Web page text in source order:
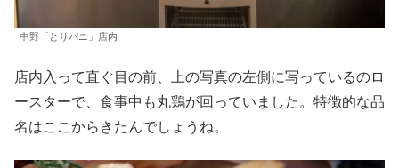
中野「とりパニ」店内
店内入って直ぐ目の前、上の写真の左側に写っているのロ
ースターで、食事中も丸鶏が回っていました。特徴的な品
名はここからきたんでしょうね。